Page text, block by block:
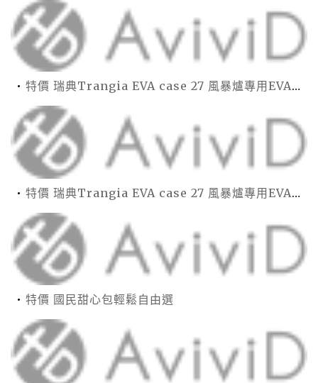
特價 瑞典Trangia EVA case 27 風暴爐專用EVA 防護外盒(小)-黑
特價 瑞典Trangia EVA case 27 風暴爐專用EVA 防護外盒(小)-黑
特價 國民甜心包輕鬆自由選